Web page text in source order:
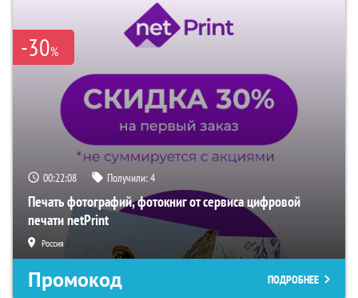
-30%
00:22:07 Получили:4
Печать фотографий, фотокниг от сервиса цифровой
печати netPrint
Россия
Промокод ПОДРОБНЕЕ